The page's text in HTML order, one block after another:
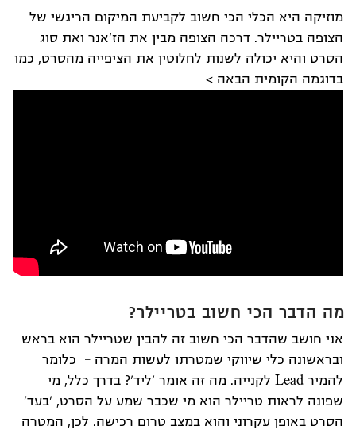
מוזיקה היא הכלי הכי חשוב לקביעת המיקום הריגשי של
הצופה בטריילר. דרכה הצופה מבין את הז'אנר ואת סוג
הסרט והיא יכולה לשנות לחלוטין את הציפייה מהסרט, כמו
בדוגמה הקומית הבאה >
מה הדבר הכי חשוב בטריילר?
אני חושב שהדבר הכי חשוב זה להבין שטריילר הוא בראש
ובראשונה כלי שיווקי שמטרתו לעשות המרה – כלומר
להמיר Lead לקנייה. מה זה אומר 'ליד'? בדרך כלל, מי
שפונה לראות טריילר הוא מי שכבר שמע על הסרט, 'בעד'
הסרט באופן עקרוני והוא במצב טרום רכישה. לכן, המטרה